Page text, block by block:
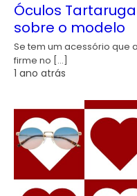
Óculos
sobre o modelo
Se tem um acessório que
firme no […]
1 ano atrás